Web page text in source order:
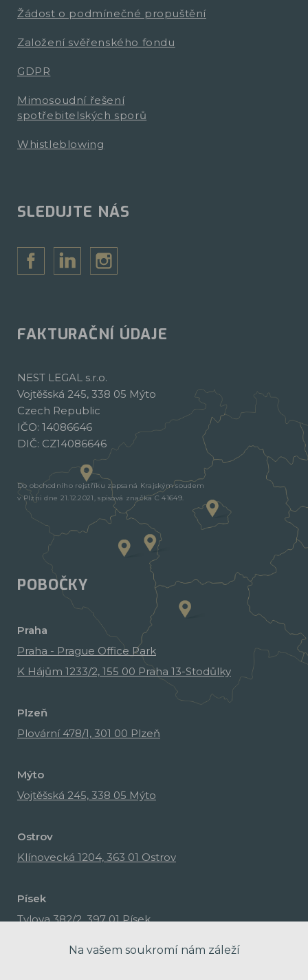
Žádost o podmínečné propuštění
Založení svěřenského fondu
GDPR
Mimosoudní řešení
spotřebitelských sporů
Whistleblowing
SLEDUJTE NÁS
FAKTURAČNÍ ÚDAJE
NEST LEGAL s.r.o.
Vojtěšská 245, 338 05 Mýto
Czech Republic
IČO: 14086646
DIČ: CZ14086646
Do obchodního rejstříku zapsaná Krajským soudem
v Plzni dne 21.12.2021, spisová značka C 41649.
POBOČKY
Praha
Praha - Prague Office Park
K Hájům 1233/2, 155 00 Praha 13-Stodůlky
Plzeň
Plovární 478/1, 301 00 Plzeň
Mýto
Vojtěšská 245, 338 05 Mýto
Ostrov
Klínovecká 1204, 363 01 Ostrov
Písek
Tylova 382/2, 397 01 Písek
Na vašem soukromí nám záleží